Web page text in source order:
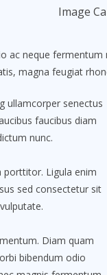
Image
neque
magna feugiat
ullamcorper senectus
faucibus diam
nunc.
porttitor. Ligula enim
sed consectetur sit
Diam quam
bibendum odio